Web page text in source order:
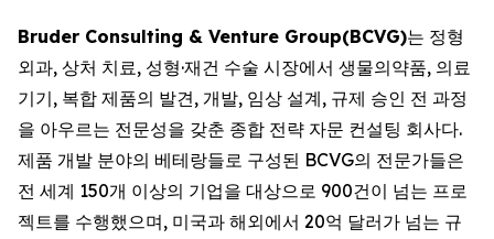
Bruder Consulting & Venture Group(BCVG)는 정형
외과, 상처 치료, 성형·재건 수술 시장에서 생물의약품, 의료
기기, 복합 제품의 발견, 개발, 임상 설계, 규제 승인 전 과정
을 아우르는 전문성을 갖춘 종합 전략 자문 컨설팅 회사다.
제품 개발 분야의 베테랑들로 구성된 BCVG의 전문가들은
전 세계 150개 이상의 기업을 대상으로 900건이 넘는 프로
젝트를 수행했으며, 미국과 해외에서 20억 달러가 넘는 규